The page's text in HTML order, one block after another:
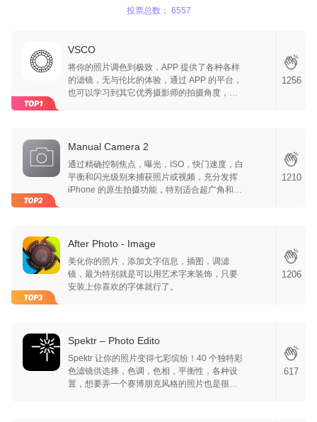
投票总数： 6557
VSCO
将你的照片调色到极致，APP 提供了各种各样
的滤镜，无与伦比的体验，通过 APP 的平台，
也可以学习到其它优秀摄影师的拍摄角度，有
1256
Manual Camera 2
通过精确控制焦点，曝光，ISO，快门速度，白
平衡和闪光级别来捕获照片或视频，充分发挥
iPhone 的原生拍摄功能，特别适合超广角和远
1210
After Photo - Image
美化你的照片，添加文字信息，插图，调滤
镜，最为特别就是可以用艺术字来装饰，只要
安装上你喜欢的字体就行了。
1206
Spektr – Photo Edito
Spektr 让你的照片变得七彩缤纷！40 个独特彩
色滤镜供选择，色调，色相，平衡性，各种设
置，想要弄一个赛博朋克风格的照片也是很简
617